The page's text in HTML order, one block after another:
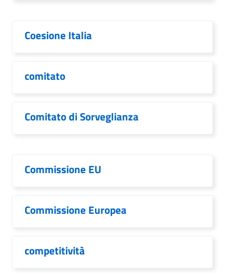
Coesione Italia
comitato
Comitato di Sorveglianza
Commissione EU
Commissione Europea
competitività